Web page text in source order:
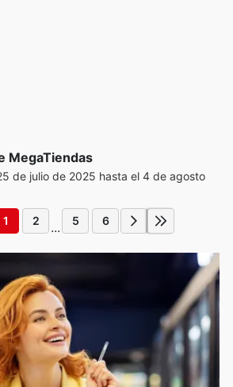
MegaTiendas
de julio de 2025 hasta el 4 de agosto
1 2 ... 5 6